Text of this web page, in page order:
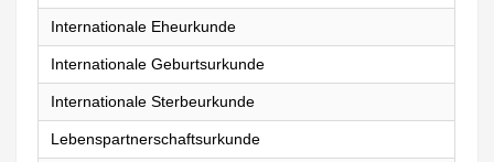
Internationale Eheurkunde
Internationale Geburtsurkunde
Internationale Sterbeurkunde
Lebenspartnerschaftsurkunde